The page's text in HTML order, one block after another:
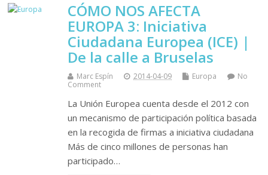
CÓMO NOS AFECTA
EUROPA 3: Iniciativa
Ciudadana Europea (ICE) |
De la calle a Bruselas
Marc Espín 2014-04-09 Europa
No
Comment
La Unión Europea cuenta desde el 2012 con
un mecanismo de participación política basada
en la recogida de firmas a iniciativa ciudadana
Más de cinco millones de personas han
participado…